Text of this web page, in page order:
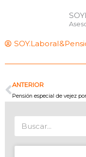
Prev
ANTERIOR